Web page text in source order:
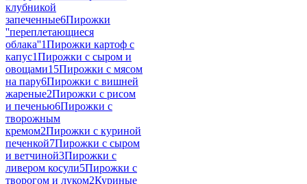
клубникой
запеченные6Пирожки
''переплетающиеся
облака''1Пирожки картоф с
капус1Пирожки с сыром и
овощами15Пирожки с мясом
на пару6Пирожки с вишней
жареные2Пирожки с рисом
и печенью6Пирожки с
творожным
кремом2Пирожки с куриной
печенкой7Пирожки с сыром
и ветчиной3Пирожки с
ливером косули5Пирожки с
творогом и луком2Куриные